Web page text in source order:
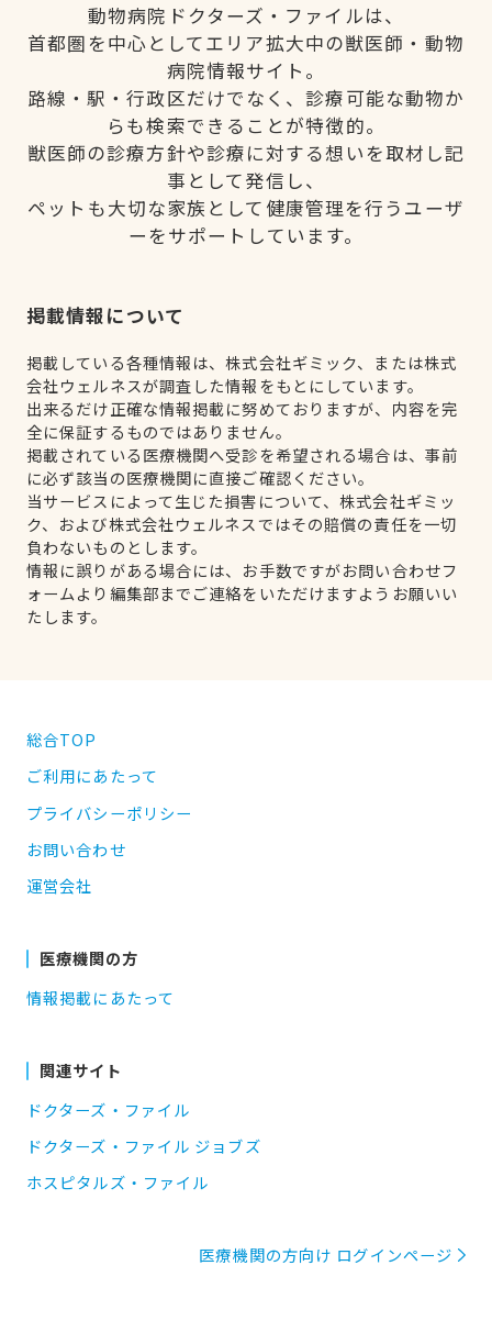
動物病院ドクターズ・ファイルは、
首都圏を中心としてエリア拡大中の獣医師・動物
病院情報サイト。
路線・駅・行政区だけでなく、診療可能な動物か
らも検索できることが特徴的。
獣医師の診療方針や診療に対する想いを取材し記
事として発信し、
ペットも大切な家族として健康管理を行うユーザ
ーをサポートしています。
掲載情報について
掲載している各種情報は、株式会社ギミック、または株式
会社ウェルネスが調査した情報をもとにしています。
出来るだけ正確な情報掲載に努めておりますが、内容を完
全に保証するものではありません。
掲載されている医療機関へ受診を希望される場合は、事前
に必ず該当の医療機関に直接ご確認ください。
当サービスによって生じた損害について、株式会社ギミッ
ク、および株式会社ウェルネスではその賠償の責任を一切
負わないものとします。
情報に誤りがある場合には、お手数ですがお問い合わせフ
ォームより編集部までご連絡をいただけますようお願いい
たします。
総合TOP
ご利用にあたって
プライバシーポリシー
お問い合わせ
運営会社
医療機関の方
情報掲載にあたって
関連サイト
ドクターズ・ファイル
ドクターズ・ファイル ジョブズ
ホスピタルズ・ファイル
医療機関の方向け ログインページ